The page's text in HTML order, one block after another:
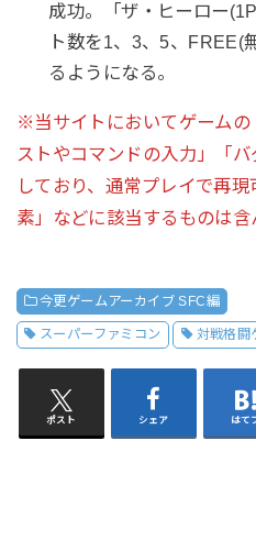
成功。「ザ・ヒーロー
ト数を1、3、5、FREE(
るようになる。
※当サイトにおいてゲームの
ストやコマンドの入力」「
しており、通常プレイで再
素」などに該当するものは含
今更ゲームアーカイブ SFC編
スーパーファミコン 対戦格闘
ポスト シェア はて